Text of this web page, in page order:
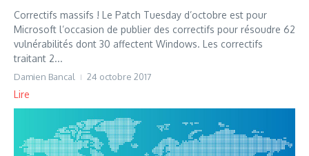
Correctifs massifs ! Le Patch Tuesday d’octobre est pour
Microsoft l’occasion de publier des correctifs pour résoudre 62
vulnérabilités dont 30 affectent Windows. Les correctifs
traitant 2...
Damien Bancal 24 octobre 2017
Lire